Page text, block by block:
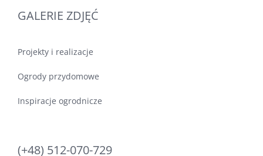
GALERIE ZDJĘĆ
Projekty i realizacje
Ogrody przydomowe
Inspiracje ogrodnicze
(+48) 512-070-729